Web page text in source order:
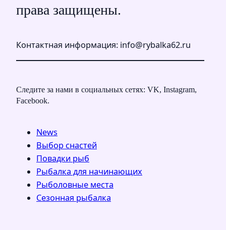
права защищены.
Контактная информация: info@rybalka62.ru
Следите за нами в социальных сетях: VK, Instagram,
Facebook.
News
Выбор снастей
Повадки рыб
Рыбалка для начинающих
Рыболовные места
Сезонная рыбалка